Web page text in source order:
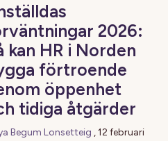
2026:
kan HR i Norden
förtroende
öppenhet
tidiga åtgärder
Begum Lonsetteig ,12 februari